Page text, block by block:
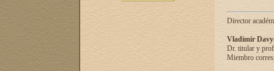
Director
Vladimir
Dr. titular y
Miembro